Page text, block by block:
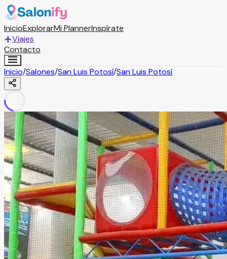
InicioExplorarMi PlannerInspírate
Viajes
Contacto
Inicio/Salones/San Luis Potosí/San Luis Potosí